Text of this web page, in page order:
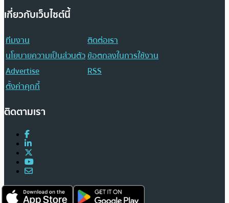
เกี่ยวกับเว็บไซต์นี้
ทีมงาน
ติดต่อเรา
นโยบายความเป็นส่วนตัวข้อตกลงในการใช้งาน
Advertise
RSS
ตั้งค่าคุกกี้
ติดตามเรา